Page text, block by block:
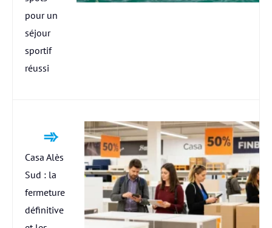
pour un
séjour
sportif
réussi
Casa Alès
Sud : la
fermeture
définitive